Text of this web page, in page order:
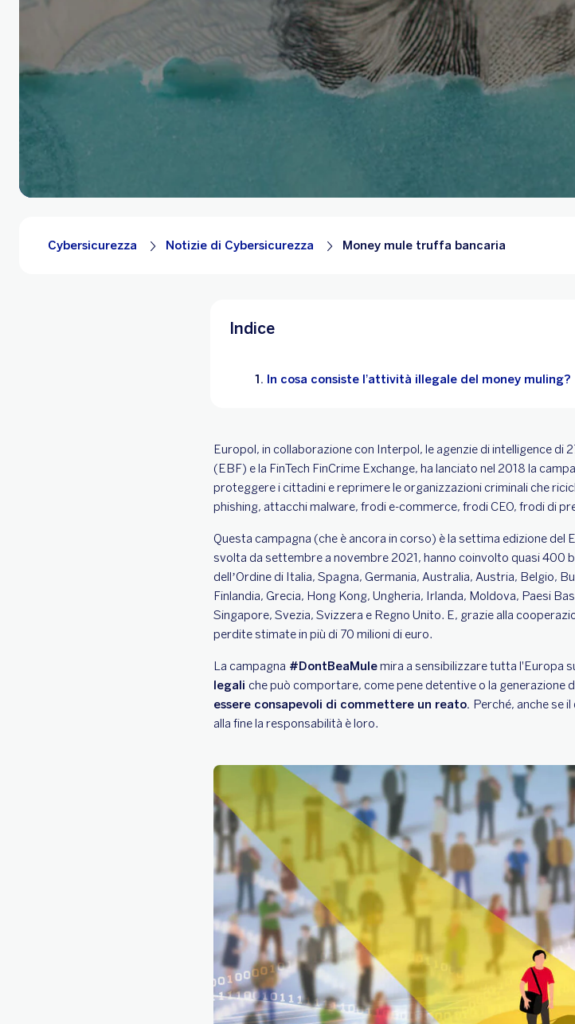
Cybersicurezza Notizie di Cybersicurezza Money mule truffa bancaria
Indice
In cosa consiste l’attività illegale del money muling?
Europol, in collaborazione con Interpol, le agenzie di intelligence di
(EBF) e la FinTech FinCrime Exchange, ha lanciato nel 2018 la
proteggere i cittadini e reprimere le organizzazioni criminali che
phishing, attacchi malware, frodi e-commerce, frodi CEO, frodi di
Questa campagna (che è ancora in corso) è la settima edizione del
svolta da settembre a novembre 2021, hanno coinvolto quasi 400
dell’Ordine di Italia, Spagna, Germania, Australia, Austria, Belgio,
Finlandia, Grecia, Hong Kong, Ungheria, Irlanda, Moldova, Paesi
Singapore, Svezia, Svizzera e Regno Unito. E, grazie alla
perdite stimate in più di 70 milioni di euro.
La campagna #DontBeaMulemira a sensibilizzare tutta l'Europa
legali che può comportare, come pene detentive o la generazione
essere consapevoli di commettere un reato. Perché, anche se
alla fine la responsabilità è loro.